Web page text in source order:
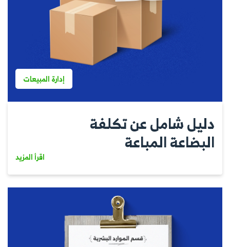
إدارة المبيعات
دليل شامل عن تكلفة
البضاعة المباعة
اقرأ المزيد